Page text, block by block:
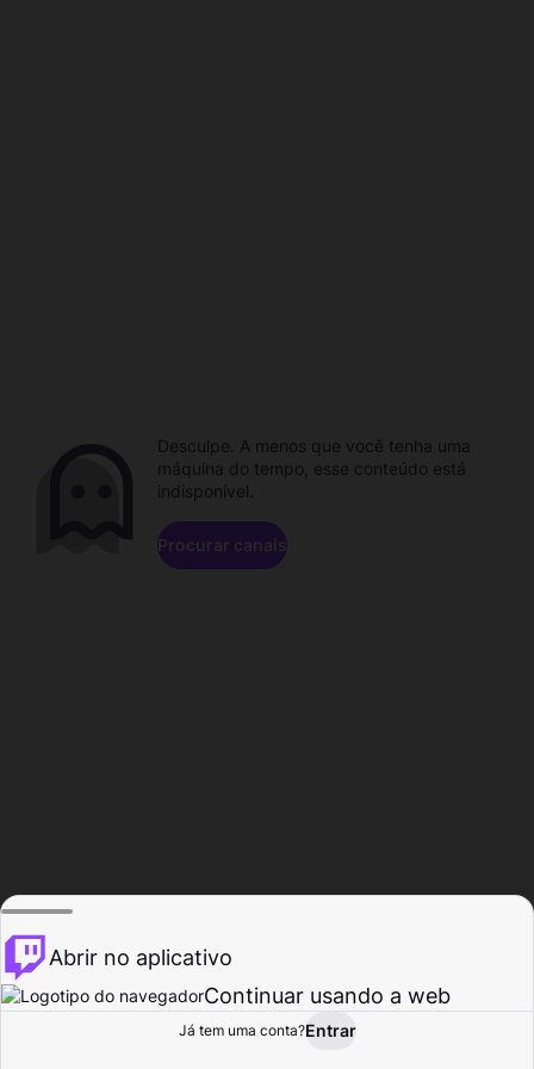
Procurar Atividade
Desculpe. A menos que você tenha uma
máquina do tempo, esse conteúdo está
indisponível.
Procurar canais
Abrir no aplicativo
Continuar usando a web
Já tem uma conta?Entrar